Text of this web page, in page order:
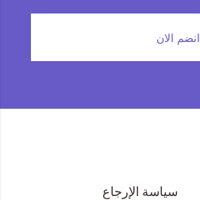
انضم الان
سياسة الإرجاع